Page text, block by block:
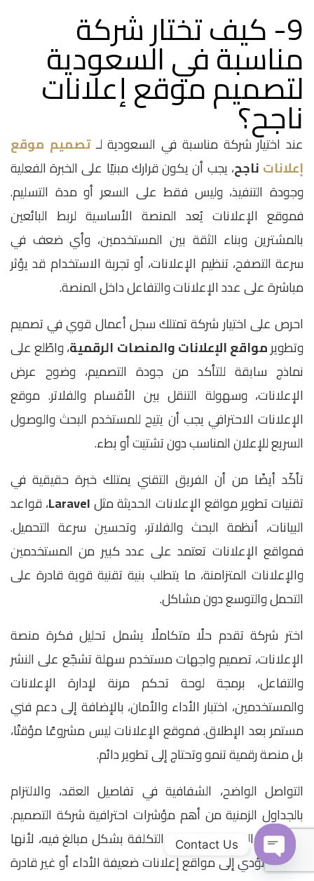
9- كيف تختار شركة
مناسبة في السعودية
لتصميم موقع إعلانات
ناجح؟
عند اختيار شركة مناسبة في السعودية لـتصميم موقع
إعلانات ناجح، يجب أن يكون قرارك مبنيًا على الخبرة الفعلية
وجودة التنفيذ، وليس فقط على السعر أو مدة التسليم.
فموقع الإعلانات يُعد المنصة الأساسية لربط البائعين
بالمشترين وبناء الثقة بين المستخدمين، وأي ضعف في
سرعة التصفح، تنظيم الإعلانات، أو تجربة الاستخدام قد يؤثر
مباشرة على عدد الإعلانات والتفاعل داخل المنصة.
احرص على اختيار شركة تمتلك سجل أعمال قوي في تصميم
وتطويرمواقع الإعلانات والمنصات الرقمية، واطّلع على
نماذج سابقة للتأكد من جودة التصميم، وضوح عرض
الإعلانات، وسهولة التنقل بين الأقسام والفلاتر. موقع
الإعلانات الاحترافي يجب أن يتيح للمستخدم البحث والوصول
السريع للإعلان المناسب دون تشتيت أو بطء.
تأكّد أيضًا من أن الفريق التقني يمتلك خبرة حقيقية في
تقنيات تطوير مواقع الإعلانات الحديثة مثلLaravel، قواعد
البيانات، أنظمة البحث والفلاتر، وتحسين سرعة التحميل.
فمواقع الإعلانات تعتمد على عدد كبير من المستخدمين
والإعلانات المتزامنة، ما يتطلب بنية تقنية قوية قادرة على
التحمل والتوسع دون مشاكل.
اختر شركة تقدم حلًا متكاملًا يشمل تحليل فكرة منصة
الإعلانات، تصميم واجهات مستخدم سهلة تشجّع على النشر
والتفاعل، برمجة لوحة تحكم مرنة لإدارة الإعلانات
والمستخدمين، اختبار الأداء والأمان، بالإضافة إلى دعم فني
مستمر بعد الإطلاق. فموقع الإعلانات ليس مشروعًا مؤقتًا،
بل منصة رقمية تنمو وتحتاج إلى تطوير دائم.
التواصل الواضح، الشفافية في تفاصيل العقد، والالتزام
بالجداول الزمنية من أهم مؤشرات احترافية شركة التصميم.
واحذر من العروض منخفضة التكلفة بشكل مبالغ فيه، لأنها
غالبًا ما تؤدي إلى مواقع إعلانات ضعيفة الأداء أو غير قادرة
Contact Us